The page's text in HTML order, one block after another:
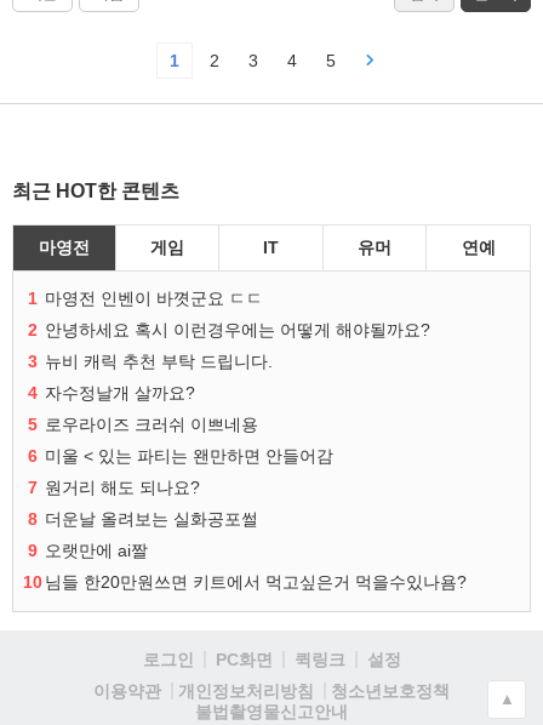
1 2 3 4 5
최근 HOT한 콘텐츠
마영전 게임 IT 유머 연예
1 마영전 인벤이 바꼇군요 ㄷㄷ
2 안녕하세요 혹시 이런경우에는 어떻게 해야될까요?
3 뉴비 캐릭 추천 부탁 드립니다.
4 자수정날개 살까요?
5 로우라이즈 크러쉬 이쁘네용
6 미울 < 있는 파티는 왠만하면 안들어감
7 원거리 해도 되나요?
8 더운날 올려보는 실화공포썰
9 오랫만에 ai짤
10님들 한20만원쓰면 키트에서 먹고싶은거 먹을수있나욤?
로그인 PC화면 퀵링크
설정
이용약관
개인정보처리방침
청소년보호정책
불법촬영물신고안내
▲